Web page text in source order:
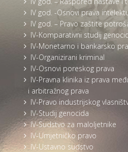
IV god. -Osnovi prava
IV god. – Pravo zaštite
IV-Komparativni studij
IV-Monetarno i bankarsko
IV-Organizirani kriminal
IV-Osnovi poreskog prava
IV-Pravna klinika iz prava
i arbitražnog prava
IV-Pravo industrijskog
IV-Studij genocida
IV-Sudstvo za maloljetnike
IV-Umjetničko pravo
IV-Ustavno sudstvo